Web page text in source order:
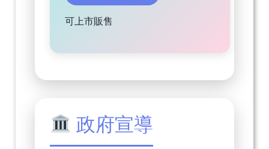
可上市販售
政府宣導